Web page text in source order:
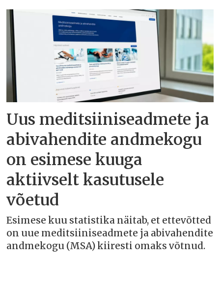
Uus meditsiiniseadmete ja
abivahendite andmekogu
on esimese kuuga
aktiivselt kasutusele
võetud
Esimese kuu statistika näitab, et ettevõtted
on uue meditsiiniseadmete ja abivahendite
andmekogu (MSA) kiiresti omaks võtnud.